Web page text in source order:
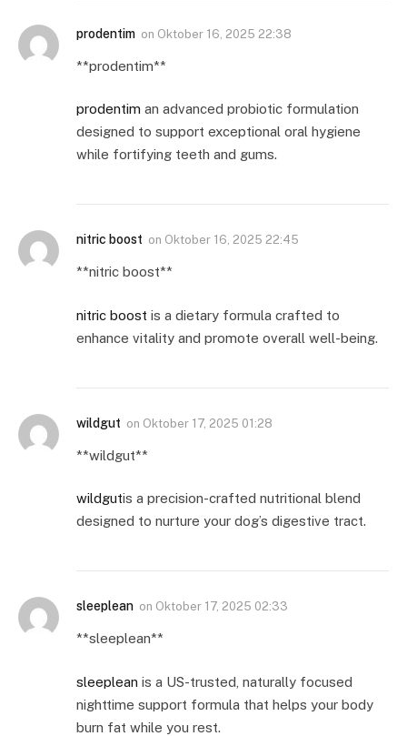
prodentim on Oktober 16, 2025 22:38
**prodentim**
prodentim an advanced probiotic formulation
designed to support exceptional oral hygiene
while fortifying teeth and gums.
nitric boost on Oktober 16, 2025 22:45
** nitric boost**
nitric boost is a dietary formula crafted to
enhance vitality and promote overall well-being.
wildgut on Oktober 17, 2025 01:28
** wildgut**
wildgutis a precision-crafted nutritional blend
designed to nurture your dog’s digestive tract.
sleeplean on Oktober 17, 2025 02:33
** sleeplean**
sleeplean is a US-trusted, naturally focused
nighttime support formula that helps your body
burn fat while you rest.